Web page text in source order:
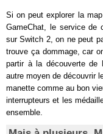
Si on peut explorer la
GameChat, le service de
sur Switch 2, on ne peut
trouve ça dommage, car
partir à la découverte de
autre moyen de découvrir
manette comme au bon
interrupteurs et les
ensemble.